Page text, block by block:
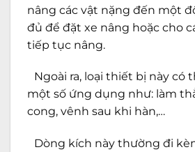
nâng các vật nặng đến một
đủ để đặt xe nâng hoặc cho
tiếp tục nâng.
Ngoài ra, loại thiết bị này có
một số ứng dụng như: làm
cong, vênh sau khi hàn,…
Dòng kích này thường đi